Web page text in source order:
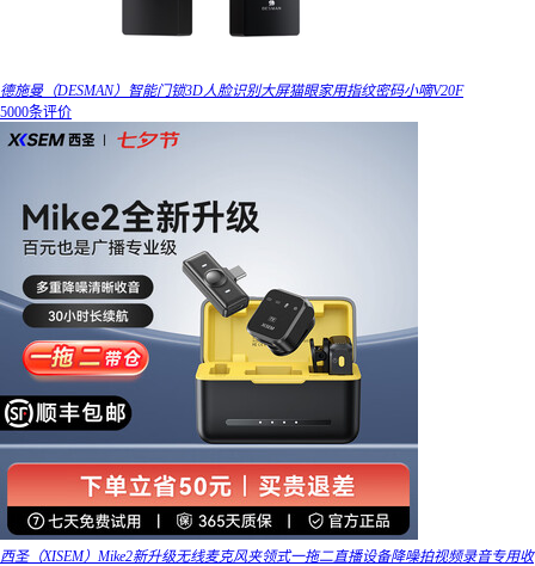
德施曼（DESMAN）智能门锁3D人脸识别大屏猫眼家用指纹密码小嘀V20F
5000条评价
西圣（XISEM）Mike2新升级无线麦克风夹领式一拖二直播设备降噪拍视频录音专用收